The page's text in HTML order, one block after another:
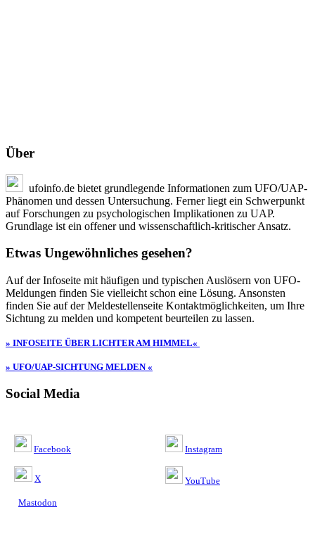
Über
ufoinfo.de bietet grundlegende Informationen zum UFO/UAP-
Phänomen und dessen Untersuchung. Ferner liegt ein Schwerpunkt
auf Forschungen zu psychologischen Implikationen zu UAP.
Grundlage ist ein offener und wissenschaftlich-kritischer Ansatz.
Etwas Ungewöhnliches gesehen?
Auf der Infoseite mit häufigen und typischen Auslösern von UFO-
Meldungen finden Sie vielleicht schon eine Lösung. Ansonsten
finden Sie auf der Meldestellenseite Kontaktmöglichkeiten, um Ihre
Sichtung zu melden und kompetent beurteilen zu lassen.
» INFOSEITE ÜBER LICHTER AM HIMMEL«
» UFO/UAP-SICHTUNG MELDEN «
Social Media
Facebook
X
Mastodon
Instagram
YouTube